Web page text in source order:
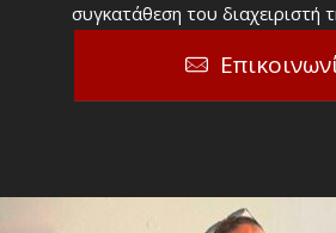
συγκατάθεση του διαχειριστή